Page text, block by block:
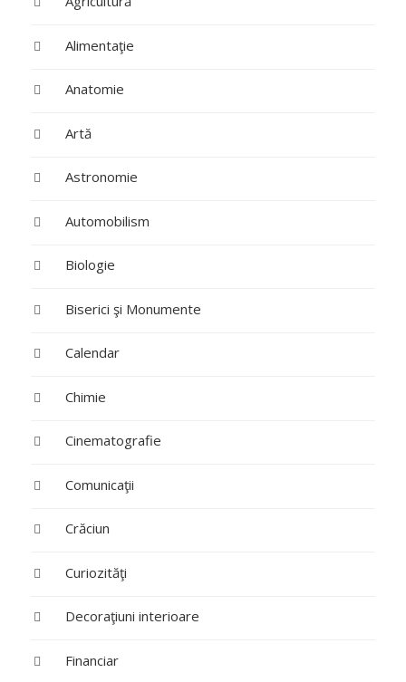
Alimentaţie
Anatomie
Artă
Astronomie
Automobilism
Biologie
Biserici şi Monumente
Calendar
Chimie
Cinematografie
Comunicaţii
Crăciun
Curiozităţi
Decoraţiuni interioare
Financiar